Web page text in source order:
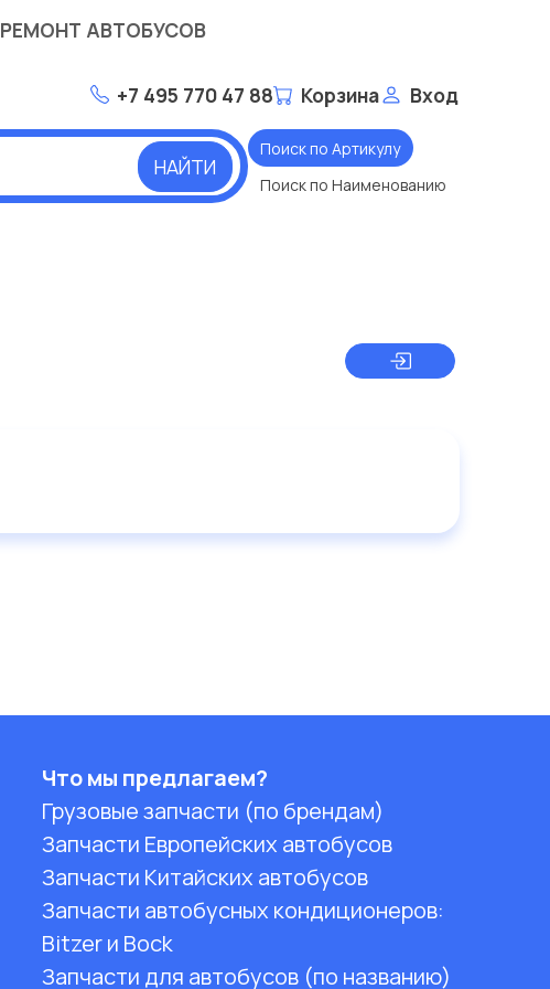
РЕМОНТ АВТОБУСОВ
+7 495 770 47 88 Корзина Вход
НАЙТИ
Поиск по Артикулу
Поиск по Наименованию
Что мы предлагаем?
Грузовые запчасти (по брендам)
Запчасти Европейских автобусов
Запчасти Китайских автобусов
Запчасти автобусных кондиционеров:
Bitzer и Bock
Запчасти для автобусов (по названию)